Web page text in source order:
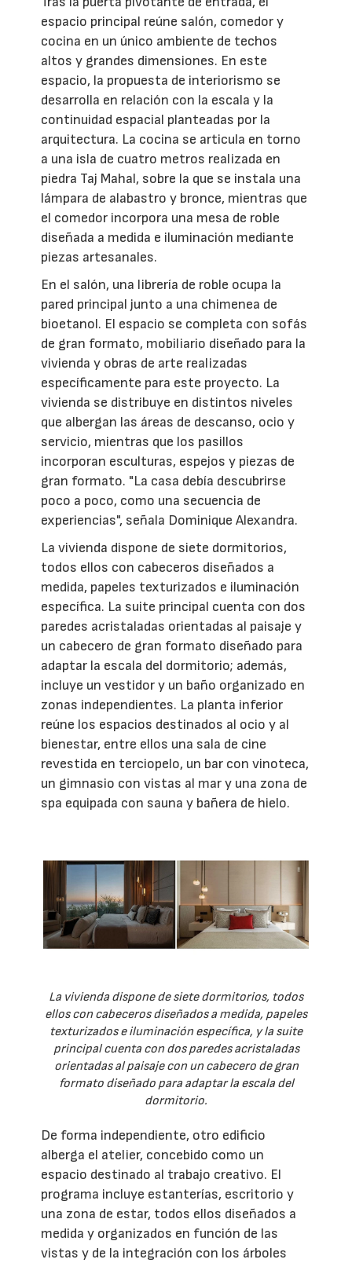
espacio principal reúne salón, comedor y
cocina en un único ambiente de techos
altos y grandes dimensiones. En este
espacio, la propuesta de interiorismo se
desarrolla en relación con la escala y la
continuidad espacial planteadas por la
arquitectura. La cocina se articula en torno
a una isla de cuatro metros realizada en
piedra Taj Mahal, sobre la que se instala una
lámpara de alabastro y bronce, mientras que
el comedor incorpora una mesa de roble
diseñada a medida e iluminación mediante
piezas artesanales.
En el salón, una librería de roble ocupa la
pared principal junto a una chimenea de
bioetanol. El espacio se completa con sofás
de gran formato, mobiliario diseñado para la
vivienda y obras de arte realizadas
específicamente para este proyecto. La
vivienda se distribuye en distintos niveles
que albergan las áreas de descanso, ocio y
servicio, mientras que los pasillos
incorporan esculturas, espejos y piezas de
gran formato. "La casa debía descubrirse
poco a poco, como una secuencia de
experiencias", señala Dominique Alexandra.
La vivienda dispone de siete dormitorios,
todos ellos con cabeceros diseñados a
medida, papeles texturizados e iluminación
específica. La suite principal cuenta con dos
paredes acristaladas orientadas al paisaje y
un cabecero de gran formato diseñado para
adaptar la escala del dormitorio; además,
incluye un vestidor y un baño organizado en
zonas independientes. La planta inferior
reúne los espacios destinados al ocio y al
bienestar, entre ellos una sala de cine
revestida en terciopelo, un bar con vinoteca,
un gimnasio con vistas al mar y una zona de
spa equipada con sauna y bañera de hielo.
La vivienda dispone de siete dormitorios, todos
ellos con cabeceros diseñados a medida, papeles
texturizados e iluminación específica, y la suite
principal cuenta con dos paredes acristaladas
orientadas al paisaje con un cabecero de gran
formato diseñado para adaptar la escala del
dormitorio.
De forma independiente, otro edificio
alberga el atelier, concebido como un
espacio destinado al trabajo creativo. El
programa incluye estanterías, escritorio y
una zona de estar, todos ellos diseñados a
medida y organizados en función de las
vistas y de la integración con los árboles